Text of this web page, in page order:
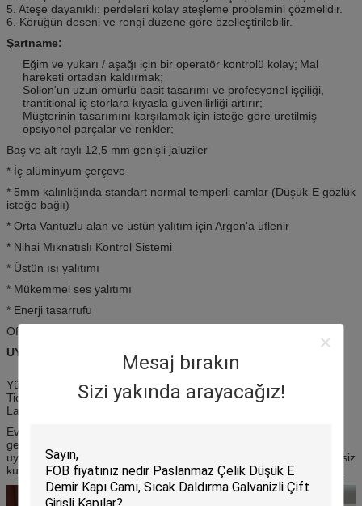
Mesaj bırakın
Sizi yakında arayacağız!
5. Ateşe dayanıklı: perdeleri kolay ateşleme problemini çözmelidir.
6. Körüğün deseni ve rengi düzene göre özelleştirilebilir.
Şartname:
Eğim ve yukarı / aşağı için bir operatör kontrolü kolay; Mal
hareketi ortadan kaldırmak;
Solion'un uzun ömürlü basit tasarımı ve profesyonel işçiliği,
trantitional iç storlara kıyasla güvenilirliği artırır;
Müşterinin tasarımını karşılamak için isteğe göre üretilmiş
opsiyonel parçalar ve renkler;
Baş ve alt raylı 12,5 mm genişli jaluziler
* İç alüminyum çerçeve
* 5mm kalınlığında standart normal temperli camlar (Düşük-E gözlük
isteğe bağlı)
* Orta Vantuzlu alan ve üstün yalıtım için Argon'a üflenir
* Nihai Mıknatıslı Kontrol Sistemi
* Üstün ısı yalıtımı
* Mükemmel ses yalıtımı
* Enerji tasarrufu
Ofis ve ev bölümü veya pencere için mükemmel * Zarif görünüş
UYGULAMA:
Yüksek standartlar dairesi, Okul, Anaokulu, Anaokulu, Hastane,
Ticari bina, Stadyum, Havaalanı, Atölye, Yemekli alışveriş merkezi,
Laboratuar, Depo ve villa.
Evin sürme kapıları, normal kapıların giriş genişliğini iki kat artıran
geniş bir konfigürasyon ve renk seçenekleri ile her tasarım
uygulamasına uygundur.
Kalite tasarımı ve yapısı, yıllarca zahmetsiz
kullanım için sağlamlık, mükemmel güvenlik ve dayanıklılık katıyor.